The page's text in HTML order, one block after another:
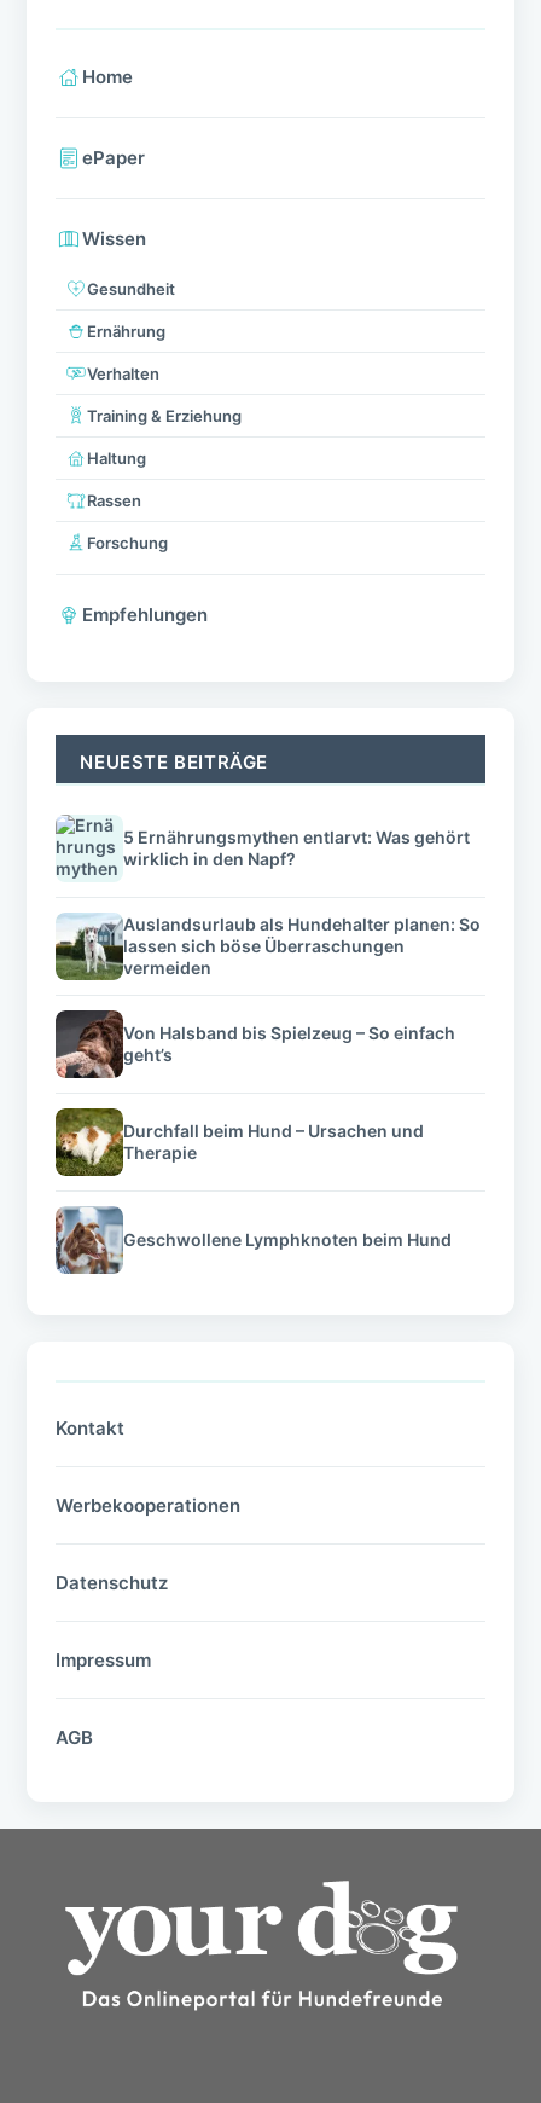
Home
ePaper
Wissen
Gesundheit
Ernährung
Verhalten
Training & Erziehung
Haltung
Rassen
Forschung
Empfehlungen
NEUESTE BEITRÄGE
5 Ernährungsmythen entlarvt: Was gehört
wirklich in den Napf?
Auslandsurlaub als Hundehalter planen: So
lassen sich böse Überraschungen
vermeiden
Von Halsband bis Spielzeug – So einfach
geht’s
Durchfall beim Hund – Ursachen und
Therapie
Geschwollene Lymphknoten beim Hund
Kontakt
Werbekooperationen
Datenschutz
Impressum
AGB